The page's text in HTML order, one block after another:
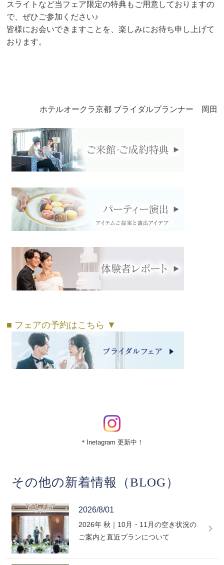
スライトなど当フェア限定の特典もご用意しておりますの
で、ぜひご参加ください♪
皆様にお会いできますことを、楽しみにお待ち申し上げて
おります。
ホテルオークラ京都 ブライダルプランナー 岡田
■ フェアの予約はこちら ▼
＊Inetagram 更新中！
その他の新着情報（BLOG）
2026/8/01
2026年 秋｜10月・11月の空き状況の
ご案内と直近プランについて